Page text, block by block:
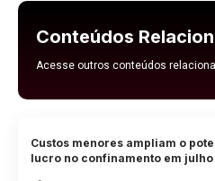
Conteúdos
Acesse outros conteúdos
Custos menores ampliam o
lucro no confinamento em julho